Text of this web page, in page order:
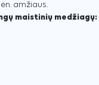
amžiaus.
maistinių medžiagų: